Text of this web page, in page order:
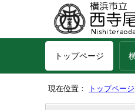
トップページ
現在位置： トップページ